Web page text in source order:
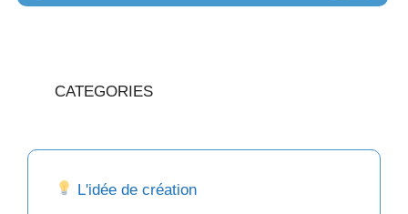
CATEGORIES
L'idée de création